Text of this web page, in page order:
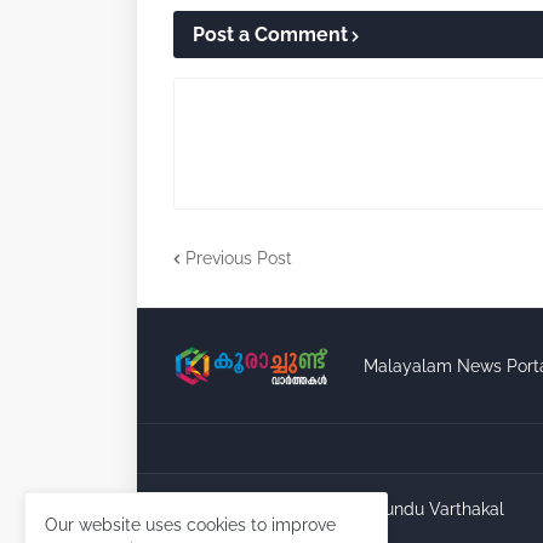
Post a Comment
Previous Post
Malayalam News
Koorachundu Varthakal
Our website uses cookies to improve